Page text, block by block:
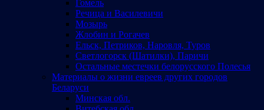
Гомель
Речица и Василевичи
Мозырь
Жлобин и Рогачев
Ельск, Петриков, Наровля, Туров
Светлогорск (Шатилки), Паричи
Остальные местечки белорусского Полесья
Материалы о жизни евреев других городов
Беларуси
Минская обл.